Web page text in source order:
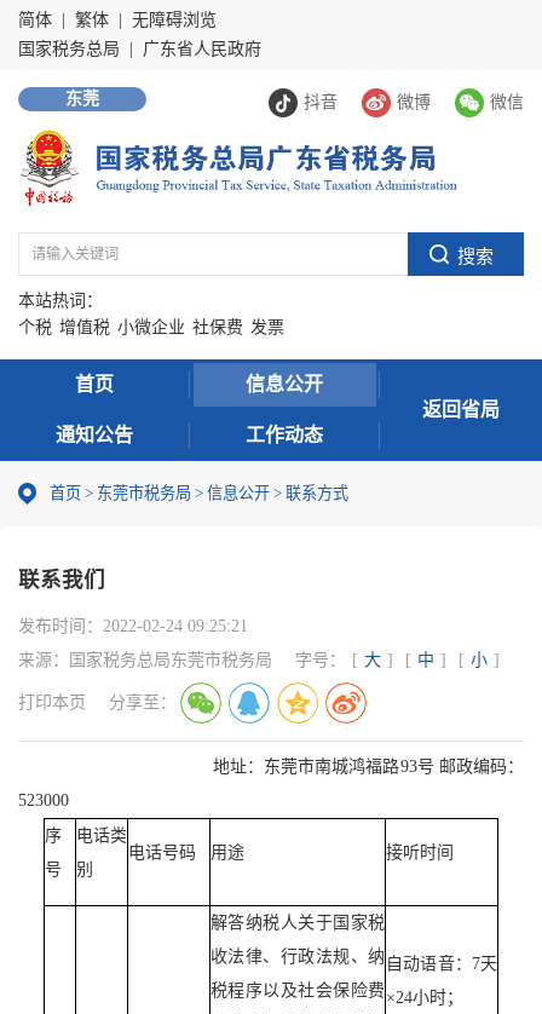
简体 繁体
无障碍浏览
国家税务总局
广东省人民政府
抖音 微博 微信
东莞
本站热词：
个税 增值税 小微企业 社保费 发票
首页 信息公开
通知公告 工作动态
返回省局
首页 > 东莞市税务局 > 信息公开 > 联系方式
联系我们
发布时间： 2022-02-24 09:25:21
来源：
国家税务总局东莞市税务局 字号： [ 大 ] [ 中 ] [ 小 ]
打印本页 分享至：
地址：东莞市南城鸿福路93号 邮政编码：
523000
序
号
电话类
别
电话号码 用途 接听时间
解答纳税人关于国家税
收法律、行政法规、纳
税程序以及社会保险费
自动语音：7天
×24小时；